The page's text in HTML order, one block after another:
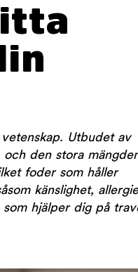
Utbudet av
den stora
foder som håller
känslighet,
hjälper dig på